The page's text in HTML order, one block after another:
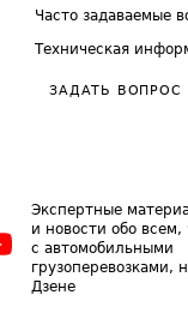
Часто задаваемые
Техническая
ЗАДАТЬ ВОПРОС
Экспертные
и новости обо всем,
с автомобильными
грузоперевозками,
Дзене